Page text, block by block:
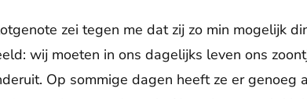
zei tegen me dat zij zo min mogelijk
wij moeten in ons dagelijks leven ons
Op sommige dagen heeft ze er genoeg